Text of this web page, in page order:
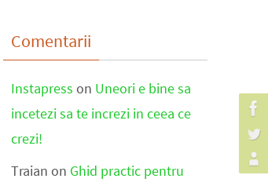
Comentarii
Instapress on Uneori e bine sa
incetezi sa te increzi in ceea ce
crezi!
Traian on Ghid practic pentru